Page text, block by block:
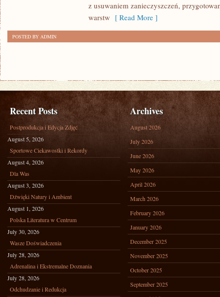
z usuwaniem zanieczyszczeń,
warstw [ Read More ]
POSTED BY ADMIN
Recent Posts
Postprodukcja i Edycja Zdjęć
August 5, 2026
Sportowe Ciekawostki i Rekordy
August 4, 2026
Dla Was
August 3, 2026
Dźwięki Natury i Ambient
August 1, 2026
Polska Literatura w Centrum
July 30, 2026
Wasze Doświadczenia
July 28, 2026
Adrenalina i Ekstremalne Doznania
July 28, 2026
Odchudzanie i Redukcja
Archives
August 2026
July 2026
June 2026
May 2026
April 2026
March 2026
February 2026
January 2026
December 2025
November 2025
October 2025
September 2025